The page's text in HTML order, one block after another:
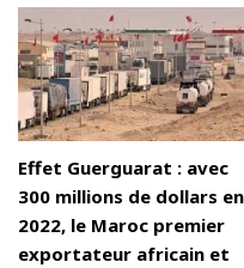
Effet Guerguarat : avec
300 millions de dollars en
2022, le Maroc premier
exportateur africain et